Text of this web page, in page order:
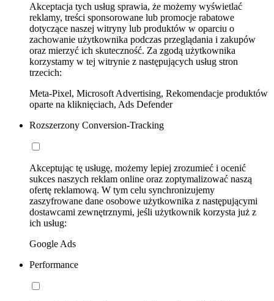
Akceptacja tych usług sprawia, że możemy wyświetlać
reklamy, treści sponsorowane lub promocje rabatowe
dotyczące naszej witryny lub produktów w oparciu o
zachowanie użytkownika podczas przeglądania i zakupów
oraz mierzyć ich skuteczność. Za zgodą użytkownika
korzystamy w tej witrynie z następujących usług stron
trzecich:
Meta-Pixel, Microsoft Advertising, Rekomendacje produktów
oparte na kliknięciach, Ads Defender
Rozszerzony Conversion-Tracking
Akceptując tę usługę, możemy lepiej zrozumieć i ocenić
sukces naszych reklam online oraz zoptymalizować naszą
ofertę reklamową. W tym celu synchronizujemy
zaszyfrowane dane osobowe użytkownika z następującymi
dostawcami zewnętrznymi, jeśli użytkownik korzysta już z
ich usług:
Google Ads
Performance